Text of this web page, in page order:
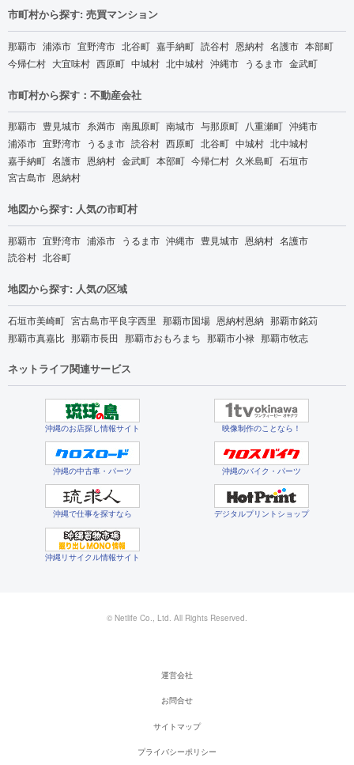
市町村から探す: 売買マンション
那覇市 浦添市 宜野湾市 北谷町 嘉手納町 読谷村 恩納村 名護市 本部町
今帰仁村 大宜味村 西原町 中城村 北中城村 沖縄市 うるま市 金武町
市町村から探す：不動産会社
那覇市 豊見城市 糸満市 南風原町 南城市 与那原町 八重瀬町 沖縄市
浦添市 宜野湾市 うるま市 読谷村 西原町 北谷町 中城村 北中城村
嘉手納町 名護市 恩納村 金武町 本部町 今帰仁村 久米島町 石垣市
宮古島市 恩納村
地図から探す: 人気の市町村
那覇市 宜野湾市 浦添市 うるま市 沖縄市 豊見城市 恩納村 名護市
読谷村 北谷町
地図から探す: 人気の区域
石垣市美崎町 宮古島市平良字西里 那覇市国場 恩納村恩納 那覇市銘苅
那覇市真嘉比 那覇市長田 那覇市おもろまち 那覇市小禄 那覇市牧志
ネットライフ関連サービス
沖縄のお店探し情報サイト 映像制作のことなら！
沖縄の中古車・パーツ 沖縄のバイク・パーツ
沖縄で仕事を探すなら デジタルプリントショップ
沖縄リサイクル情報サイト
© Netlife Co., Ltd. All Rights Reserved.
運営会社
お問合せ
サイトマップ
プライバシーポリシー